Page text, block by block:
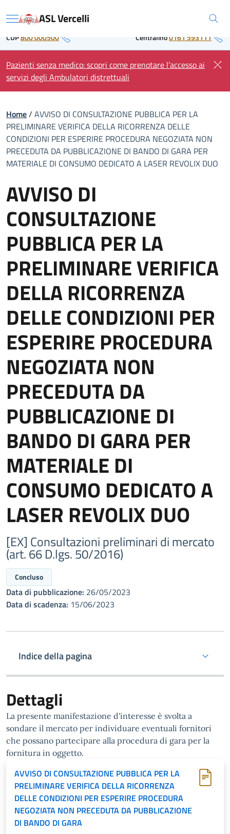
to Regione Piemonte
Menu ASL Vercelli
CUP800 000500 Centralino0161 593111
Pazienti senza medico: scopri come prenotare l’accesso ai
servizi degli Ambulatori distrettuali
Home/ AVVISO DI CONSULTAZIONE PUBBLICA PER LA
PRELIMINARE VERIFICA DELLA RICORRENZA DELLE
CONDIZIONI PER ESPERIRE PROCEDURA NEGOZIATA NON
PRECEDUTA DA PUBBLICAZIONE DI BANDO DI GARA PER
MATERIALE DI CONSUMO DEDICATO A LASER REVOLIX DUO
AVVISO DI
CONSULTAZIONE
PUBBLICA PER LA
PRELIMINARE VERIFICA
DELLA RICORRENZA
DELLE CONDIZIONI PER
ESPERIRE PROCEDURA
NEGOZIATA NON
PRECEDUTA DA
PUBBLICAZIONE DI
BANDO DI GARA PER
MATERIALE DI
CONSUMO DEDICATO A
LASER REVOLIX DUO
[EX] Consultazioni preliminari di mercato
(art. 66 D.lgs. 50/2016)
Concluso
Data di pubblicazione: 26/05/2023
Data di scadenza: 15/06/2023
Indice della pagina
Dettagli
La presente manifestazione d'interesse è svolta a
sondare il mercato per individuare eventuali fornitori
che possano partecipare alla procedura di gara per la
fornitura in oggetto.
AVVISO DI CONSULTAZIONE PUBBLICA PER LA
PRELIMINARE VERIFICA DELLA RICORRENZA
DELLE CONDIZIONI PER ESPERIRE PROCEDURA
NEGOZIATA NON PRECEDUTA DA PUBBLICAZIONE
DI BANDO DI GARA